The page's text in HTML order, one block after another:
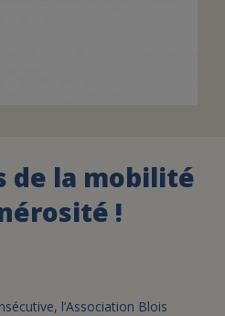
de la mobilité
!
l’Association Blois